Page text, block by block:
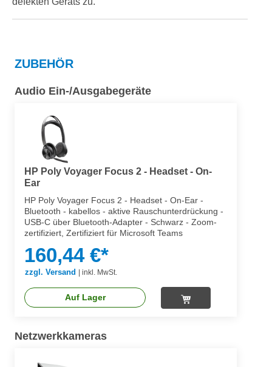
ZUBEHÖR
Audio Ein-/Ausgabegeräte
HP Poly Voyager Focus 2 - Headset - On-
Ear
HP Poly Voyager Focus 2 - Headset - On-Ear -
Bluetooth - kabellos - aktive Rauschunterdrückung -
USB-C über Bluetooth-Adapter - Schwarz - Zoom-
zertifiziert, Zertifiziert für Microsoft Teams
160,44 €*
zzgl. Versand | inkl. MwSt.
Auf Lager
Netzwerkkameras